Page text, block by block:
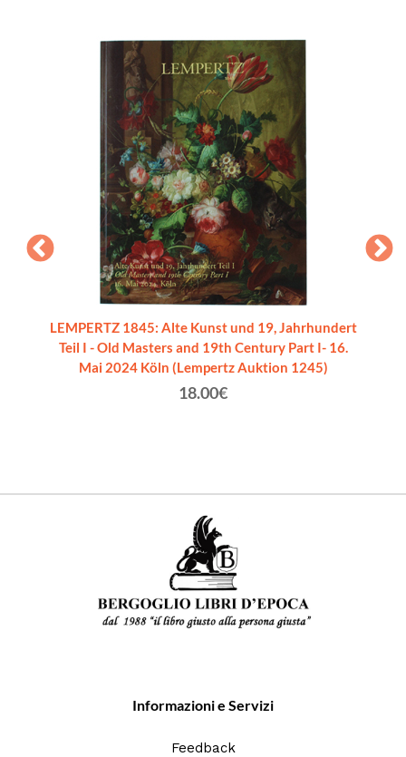
LEMPERTZ 1845: Alte Kunst und 19, Jahrhundert
Teil I - Old Masters and 19th Century Part I- 16.
Mai 2024 Köln (Lempertz Auktion 1245)
18.00€
Informazioni e Servizi
Feedback